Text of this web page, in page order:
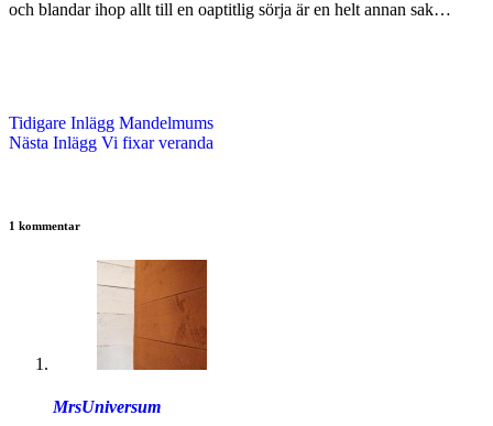
och blandar ihop allt till en oaptitlig sörja är en helt annan sak…
Tidigare Inlägg Mandelmums
Nästa Inlägg Vi fixar veranda
1 kommentar
MrsUniversum